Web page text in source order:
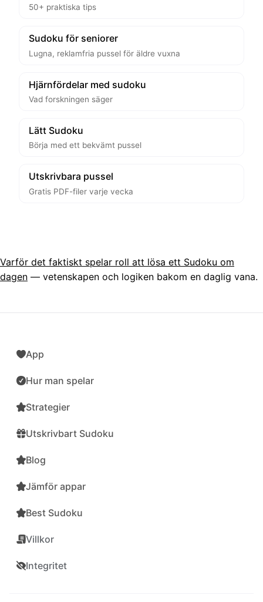
50+ praktiska tips
Sudoku för seniorer
Lugna, reklamfria pussel för äldre vuxna
Hjärnfördelar med sudoku
Vad forskningen säger
Lätt Sudoku
Börja med ett bekvämt pussel
Utskrivbara pussel
Gratis PDF-filer varje vecka
Varför det faktiskt spelar roll att lösa ett Sudoku om
dagen — vetenskapen och logiken bakom en daglig vana.
App
Hur man spelar
Strategier
Utskrivbart Sudoku
Blog
Jämför appar
Best Sudoku
Villkor
Integritet